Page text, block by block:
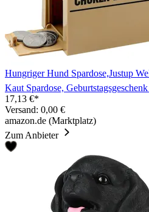
Hungriger Hund Spardose,Justup
Kaut Spardose,
17,13 €*
Versand: 0,00 €
amazon.de (Marktplatz)
Zum Anbieter